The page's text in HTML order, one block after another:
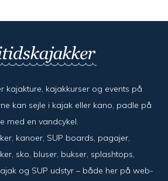
kajak­ture, kajak­kurser og events på
kan sejle i kajak eller kano, padle på
med en vand­cykel.
kanoer, SUP boards, pagajer,
sko, bluser, bukser, splash­tops,
og SUP udstyr – både her på web­